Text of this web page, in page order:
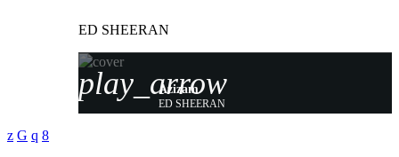
ED SHEERAN
play_arrow
Azizam
ED SHEERAN